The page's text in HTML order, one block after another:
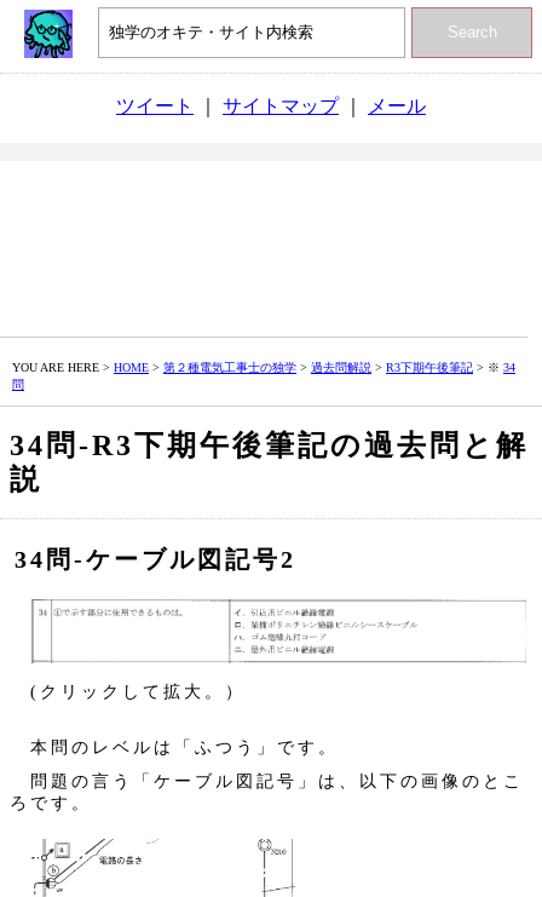
Search
ツイート サイトマップ｜ メール
YOU ARE HERE > HOME > 第２種電気工事士の独学 > 過去問解説 > R3下期午後筆記 > ※ 34
問
34問‐R3下期午後筆記の過去問と解
説
34問‐ケーブル図記号2
(クリックして拡大。）
本問のレベルは「ふつう」です。
問題の言う「ケーブル図記号」は、以下の画像のとこ
ろです。